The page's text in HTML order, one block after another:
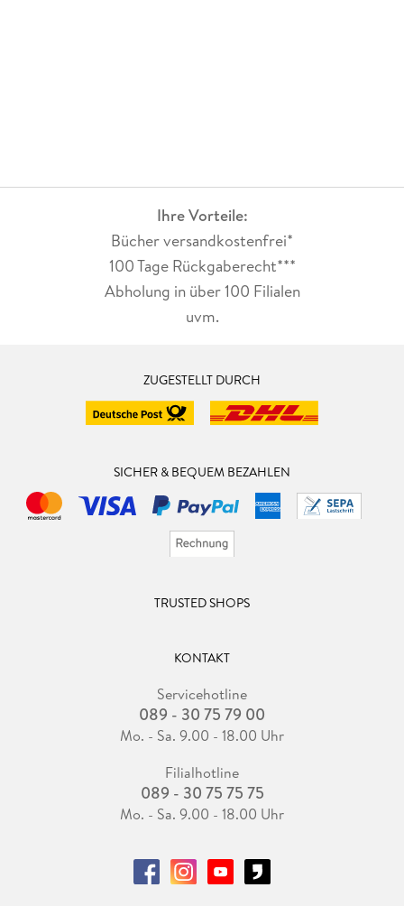
Ihre Vorteile:
Bücher versandkostenfrei*
100 Tage Rückgaberecht***
Abholung in über 100 Filialen
uvm.
ZUGESTELLT DURCH
SICHER & BEQUEM BEZAHLEN
TRUSTED SHOPS
KONTAKT
Servicehotline
089 - 30 75 79 00
Mo. - Sa. 9.00 - 18.00 Uhr
Filialhotline
089 - 30 75 75 75
Mo. - Sa. 9.00 - 18.00 Uhr